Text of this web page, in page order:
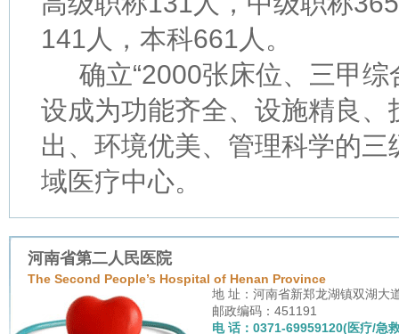
141人，本科661人。
确立“2000张床位、三甲综
设成为功能齐全、设施精良、
出、环境优美、管理科学的
域医疗中心。
河南省第二人民医院
The Second People’s Hospital of Henan Province
地 址：河南省新郑龙湖镇双湖大
邮政编码：451191
电 话：0371-69959120(医疗/急